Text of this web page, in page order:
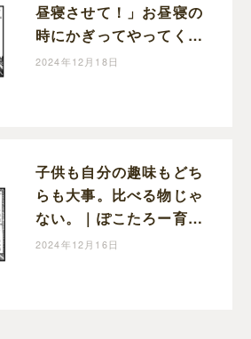
昼寝させて！」お昼寝の
時にかぎってやってくる
宣伝車｜ぽこたろー育児
2024年12月18日
子供も自分の趣味もどち
らも大事。比べる物じゃ
ない。｜ぽこたろー育児
漫画
2024年12月16日